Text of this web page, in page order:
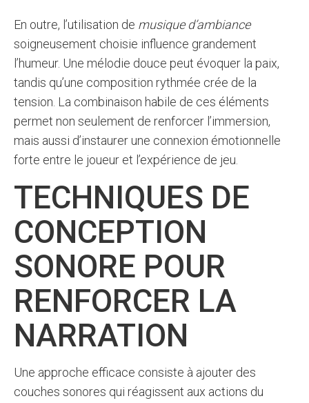
En outre, l’utilisation de musique d’ambiance
soigneusement choisie influence grandement
l’humeur. Une mélodie douce peut évoquer la paix,
tandis qu’une composition rythmée crée de la
tension. La combinaison habile de ces éléments
permet non seulement de renforcer l’immersion,
mais aussi d’instaurer une connexion émotionnelle
forte entre le joueur et l’expérience de jeu.
TECHNIQUES DE
CONCEPTION
SONORE POUR
RENFORCER LA
NARRATION
Une approche efficace consiste à ajouter des
couches sonores qui réagissent aux actions du